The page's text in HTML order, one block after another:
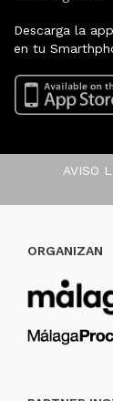
Descarga la
en tu
AVISO
ORGANIZAN